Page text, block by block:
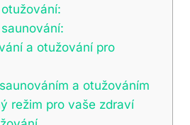
a otužování pro
a otužováním
režim pro vaše zdraví